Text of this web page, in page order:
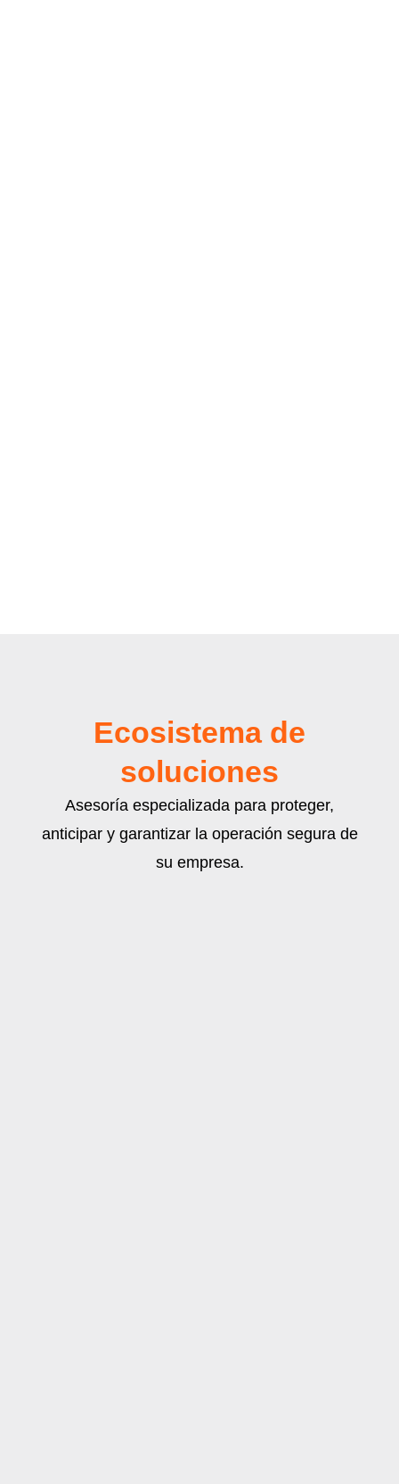
Ecosistema de
soluciones
Asesoría especializada para proteger,
anticipar y garantizar la operación segura de
su empresa.